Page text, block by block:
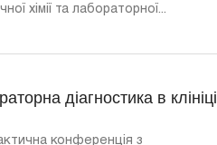
хімії та лабораторної...
діагностика в клініці
конференція з